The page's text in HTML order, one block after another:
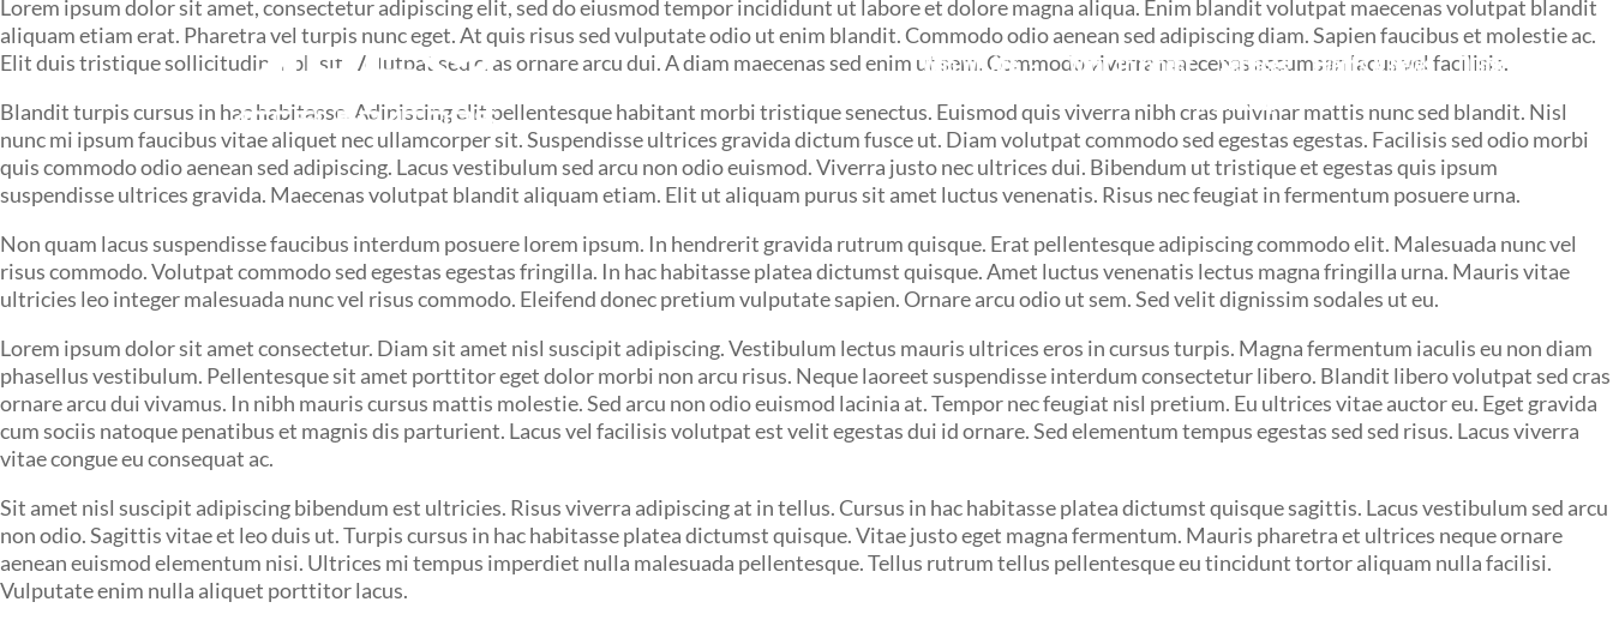
Who We Are What to Expect Services Events & News
Quick Links
Internship
Lorem ipsum dolor sit amet, consectetur adipiscing elit, sed do eiusmod tempor incididunt ut labore et dolore magna aliqua. Enim blandit volutpat maecenas volutpat blandit
aliquam etiam erat. Pharetra vel turpis nunc eget. At quis risus sed vulputate odio ut enim blandit. Commodo odio aenean sed adipiscing diam. Sapien faucibus et molestie ac.
Elit duis tristique sollicitudin nibh sit. Volutpat sed cras ornare arcu dui. A diam maecenas sed enim ut sem. Commodo viverra maecenas accumsan lacus vel facilisis.
Blandit turpis cursus in hac habitasse. Adipiscing elit pellentesque habitant morbi tristique senectus. Euismod quis viverra nibh cras pulvinar mattis nunc sed blandit. Nisl
nunc mi ipsum faucibus vitae aliquet nec ullamcorper sit. Suspendisse ultrices gravida dictum fusce ut. Diam volutpat commodo sed egestas egestas. Facilisis sed odio morbi
quis commodo odio aenean sed adipiscing. Lacus vestibulum sed arcu non odio euismod. Viverra justo nec ultrices dui. Bibendum ut tristique et egestas quis ipsum
suspendisse ultrices gravida. Maecenas volutpat blandit aliquam etiam. Elit ut aliquam purus sit amet luctus venenatis. Risus nec feugiat in fermentum posuere urna.
Non quam lacus suspendisse faucibus interdum posuere lorem ipsum. In hendrerit gravida rutrum quisque. Erat pellentesque adipiscing commodo elit. Malesuada nunc vel
risus commodo. Volutpat commodo sed egestas egestas fringilla. In hac habitasse platea dictumst quisque. Amet luctus venenatis lectus magna fringilla urna. Mauris vitae
ultricies leo integer malesuada nunc vel risus commodo. Eleifend donec pretium vulputate sapien. Ornare arcu odio ut sem. Sed velit dignissim sodales ut eu.
Lorem ipsum dolor sit amet consectetur. Diam sit amet nisl suscipit adipiscing. Vestibulum lectus mauris ultrices eros in cursus turpis. Magna fermentum iaculis eu non diam
phasellus vestibulum. Pellentesque sit amet porttitor eget dolor morbi non arcu risus. Neque laoreet suspendisse interdum consectetur libero. Blandit libero volutpat sed cras
ornare arcu dui vivamus. In nibh mauris cursus mattis molestie. Sed arcu non odio euismod lacinia at. Tempor nec feugiat nisl pretium. Eu ultrices vitae auctor eu. Eget gravida
cum sociis natoque penatibus et magnis dis parturient. Lacus vel facilisis volutpat est velit egestas dui id ornare. Sed elementum tempus egestas sed sed risus. Lacus viverra
vitae congue eu consequat ac.
Sit amet nisl suscipit adipiscing bibendum est ultricies. Risus viverra adipiscing at in tellus. Cursus in hac habitasse platea dictumst quisque sagittis. Lacus vestibulum sed arcu
non odio. Sagittis vitae et leo duis ut. Turpis cursus in hac habitasse platea dictumst quisque. Vitae justo eget magna fermentum. Mauris pharetra et ultrices neque ornare
aenean euismod elementum nisi. Ultrices mi tempus imperdiet nulla malesuada pellentesque. Tellus rutrum tellus pellentesque eu tincidunt tortor aliquam nulla facilisi.
Vulputate enim nulla aliquet porttitor lacus.